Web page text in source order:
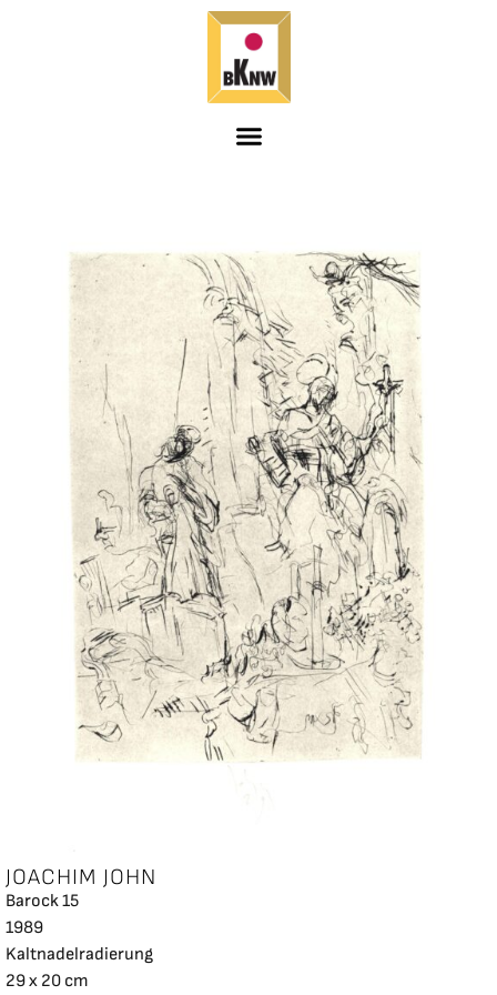
JOACHIM JOHN
Barock 15
1989
Kaltnadelradierung
29 x 20 cm